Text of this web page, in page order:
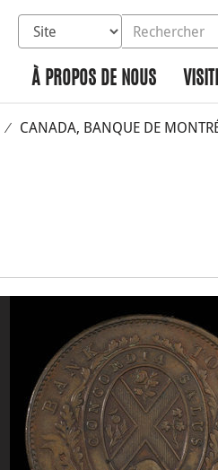
Sélectionnez la base de
Rechercher dans le site
À PROPOS DE NOUS
CANADA, BANQUE DE